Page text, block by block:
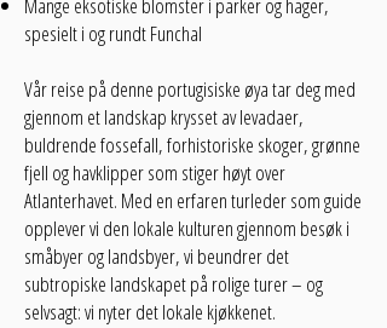
Mange eksotiske blomster i parker og hager,
spesielt i og rundt Funchal
Vår reise på denne portugisiske øya tar deg med
gjennom et landskap krysset av levadaer,
buldrende fossefall, forhistoriske skoger, grønne
fjell og havklipper som stiger høyt over
Atlanterhavet. Med en erfaren turleder som guide
opplever vi den lokale kulturen gjennom besøk i
småbyer og landsbyer, vi beundrer det
subtropiske landskapet på rolige turer – og
selvsagt: vi nyter det lokale kjøkkenet.